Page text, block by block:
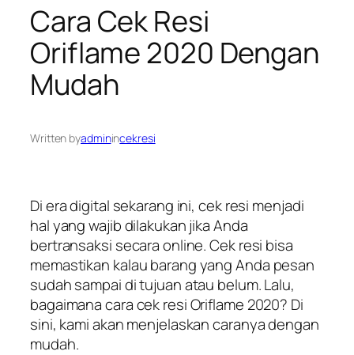
Cara Cek Resi
Oriflame 2020 Dengan
Mudah
Written byadminincekresi
Di era digital sekarang ini, cek resi menjadi
hal yang wajib dilakukan jika Anda
bertransaksi secara online. Cek resi bisa
memastikan kalau barang yang Anda pesan
sudah sampai di tujuan atau belum. Lalu,
bagaimana cara cek resi Oriflame 2020? Di
sini, kami akan menjelaskan caranya dengan
mudah.